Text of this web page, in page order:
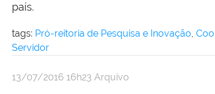
país.
tags: Pró-reitoria de Pesquisa e Inovação,
Servidor
por
publicado
13/07/2016 16h23 Arquivo